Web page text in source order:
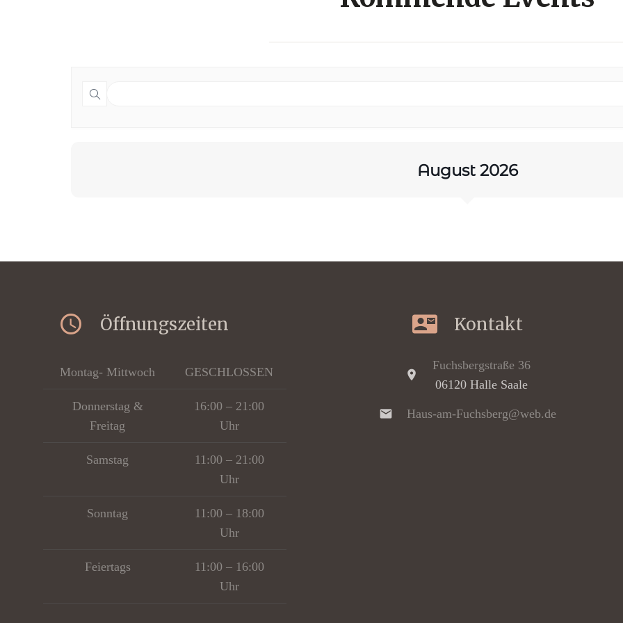
August 2026
access_time Öffnungszeiten
Montag- Mittwoch GESCHLOSSEN
Donnerstag &
Freitag
16:00 – 21:00
Uhr
Samstag
11:00 – 21:00
Uhr
Sonntag
11:00 – 18:00
Uhr
Feiertags
11:00 – 16:00
Uhr
contact_mail Kontakt
location_on
Fuchsbergstraße 36
06120 Halle Saale
mail Haus-am-Fuchsberg@web.de